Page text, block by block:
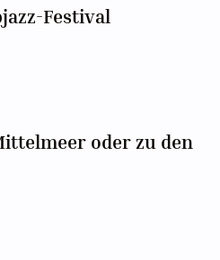
Festival
oder zu den